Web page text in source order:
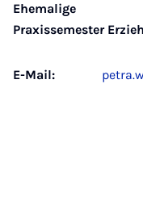
Ehemalige
Praxissemester
E-Mail: